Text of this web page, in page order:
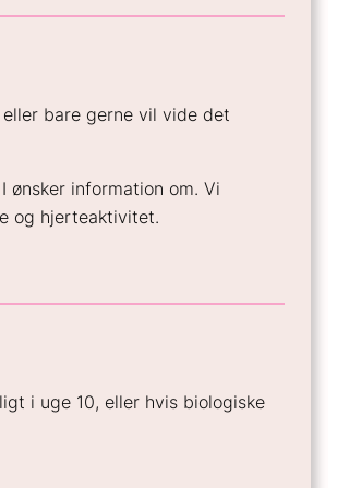
bare gerne vil vide det
information om. Vi
og hjerteaktivitet.
i uge 10, eller hvis biologiske